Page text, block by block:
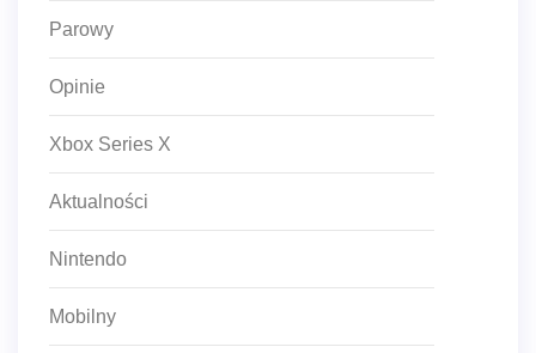
Parowy
Opinie
Xbox Series X
Aktualności
Nintendo
Mobilny